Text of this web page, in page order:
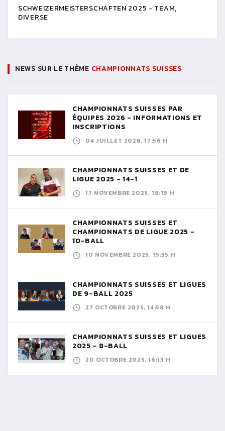
SCHWEIZERMEISTERSCHAFTEN 2025 - TEAM,
DIVERSE
NEWS SUR LE THÈME CHAMPIONNATS SUISSES
CHAMPIONNATS SUISSES PAR
ÉQUIPES 2026 - INFORMATIONS ET
INSCRIPTIONS
04 JUILLET 2026, 17:56 H
CHAMPIONNATS SUISSES ET DE
LIGUE 2025 - 14-1
17 NOVEMBRE 2025, 18:19 H
CHAMPIONNATS SUISSES ET
CHAMPIONNATS DE LIGUE 2025 -
10-BALL
10 NOVEMBRE 2025, 15:35 H
CHAMPIONNATS SUISSES ET LIGUES
DE 9-BALL 2025
27 OCTOBRE 2025, 14:58 H
CHAMPIONNATS SUISSES ET LIGUES
2025 - 8-BALL
20 OCTOBRE 2025, 16:13 H